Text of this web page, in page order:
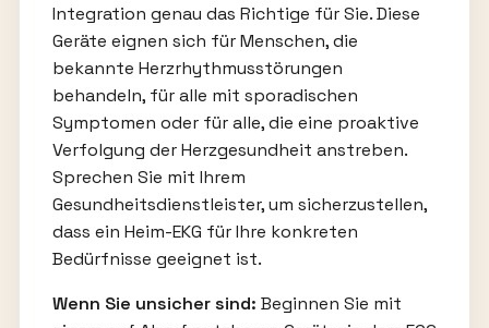
Integration genau das Richtige für Sie. Diese
Geräte eignen sich für Menschen, die
bekannte Herzrhythmusstörungen
behandeln, für alle mit sporadischen
Symptomen oder für alle, die eine proaktive
Verfolgung der Herzgesundheit anstreben.
Sprechen Sie mit Ihrem
Gesundheitsdienstleister, um sicherzustellen,
dass ein Heim-EKG für Ihre konkreten
Bedürfnisse geeignet ist.
Wenn Sie unsicher sind: Beginnen Sie mit